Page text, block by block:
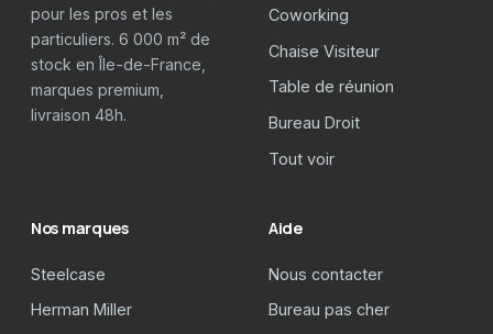
pour les pros et les
particuliers. 6 000 m² de
stock en Île-de-France,
marques premium,
livraison 48h.
Coworking
Chaise Visiteur
Table de réunion
Bureau Droit
Tout voir
Nos marques
Steelcase
Herman Miller
Aide
Nous contacter
Bureau pas cher